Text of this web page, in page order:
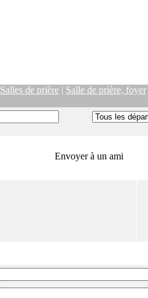
Salles de prière | Salle de prière, foyer
Envoyer à un ami